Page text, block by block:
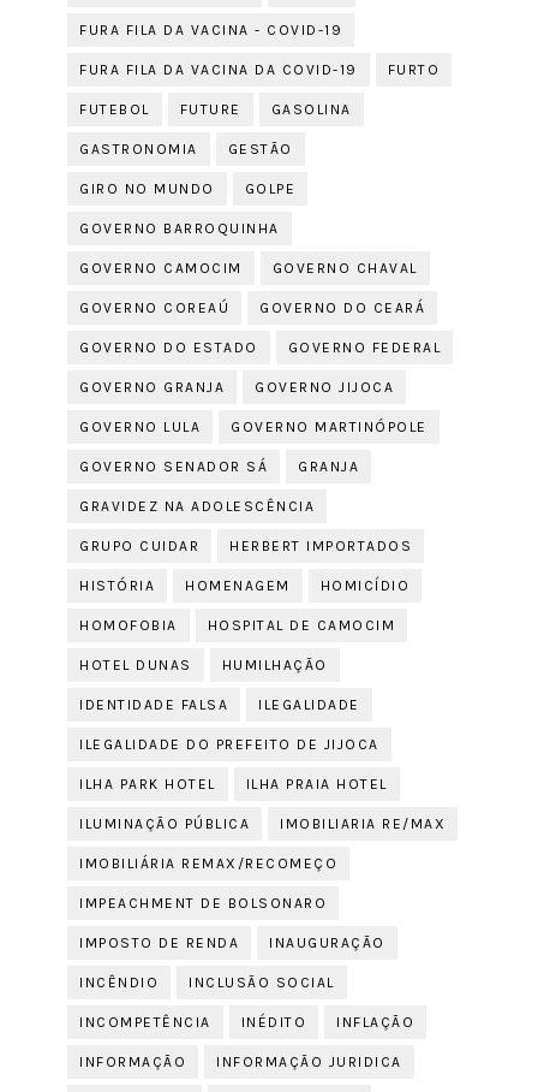
FURA FILA DA VACINA - COVID-19
FURA FILA DA VACINA DA COVID-19 FURTO
FUTEBOL FUTURE GASOLINA
GASTRONOMIA GESTÃO
GIRO NO MUNDO GOLPE
GOVERNO BARROQUINHA
GOVERNO CAMOCIM GOVERNO CHAVAL
GOVERNO COREAÚ GOVERNO DO CEARÁ
GOVERNO DO ESTADO GOVERNO FEDERAL
GOVERNO GRANJA GOVERNO JIJOCA
GOVERNO LULA GOVERNO MARTINÓPOLE
GOVERNO SENADOR SÁ GRANJA
GRAVIDEZ NA ADOLESCÊNCIA
GRUPO CUIDAR HERBERT IMPORTADOS
HISTÓRIA HOMENAGEM HOMICÍDIO
HOMOFOBIA HOSPITAL DE CAMOCIM
HOTEL DUNAS HUMILHAÇÃO
IDENTIDADE FALSA ILEGALIDADE
ILEGALIDADE DO PREFEITO DE JIJOCA
ILHA PARK HOTEL ILHA PRAIA HOTEL
ILUMINAÇÃO PÚBLICA IMOBILIARIA RE/MAX
IMOBILIÁRIA REMAX/RECOMEÇO
IMPEACHMENT DE BOLSONARO
IMPOSTO DE RENDA INAUGURAÇÃO
INCÊNDIO INCLUSÃO SOCIAL
INCOMPETÊNCIA INÉDITO INFLAÇÃO
INFORMAÇÃO INFORMAÇÃO JURIDICA